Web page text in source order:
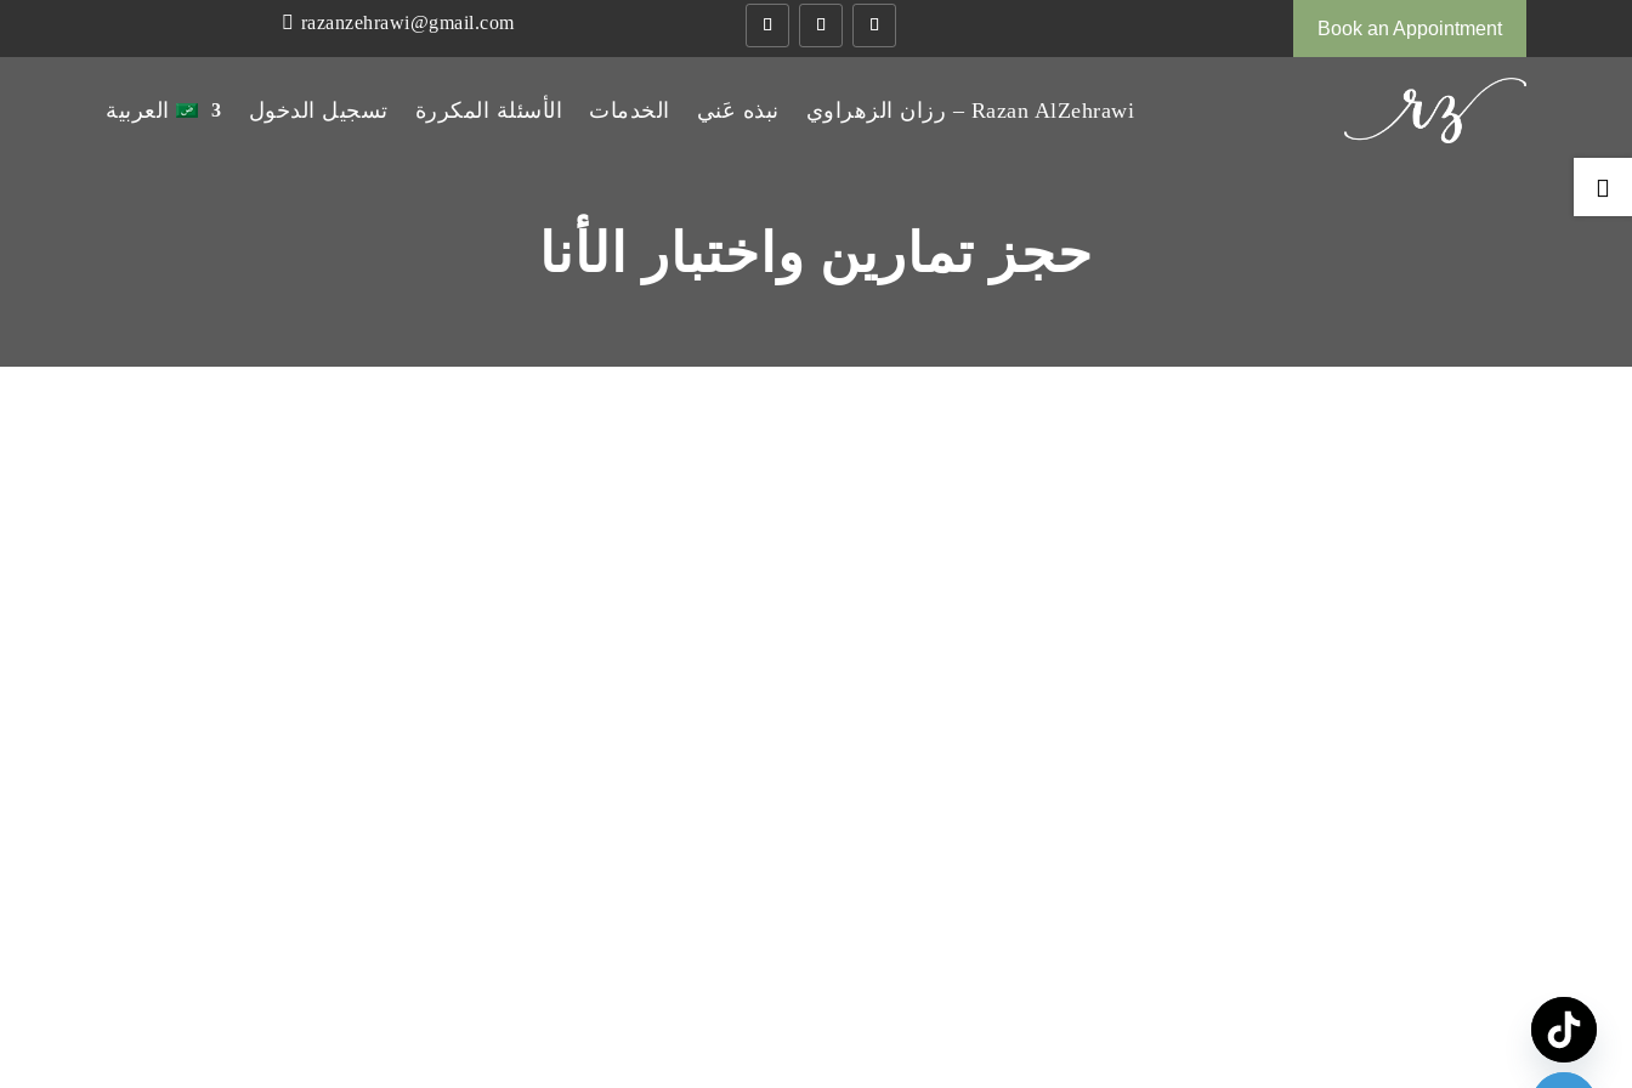
razanzehrawi@gmail.com Book an Appointment
Razan AlZehrawi – رزان الزهراوي نبذه عَني الخدمات الأسئلة المكررة تسجيل الدخول العربية
حجز تمارين واختبار الأنا
